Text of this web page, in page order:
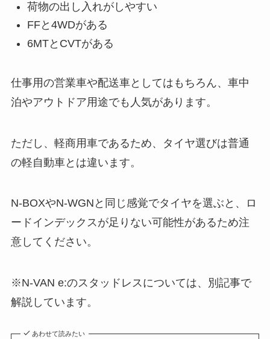
荷物の出し入れがしやすい
FFと4WDがある
6MTとCVTがある
仕事用の営業車や配送車としてはもちろん、車中
泊やアウトドア用途でも人気があります。
ただし、軽商用車であるため、タイヤ選びは普通
の軽自動車とは違います。
N-BOXやN-WGNと同じ感覚でタイヤを選ぶと、ロ
ードインデックスが足りない可能性があるため注
意してください。
※N-VAN e:のスタッドレスについては、別記事で
解説しています。
あわせて読みたい